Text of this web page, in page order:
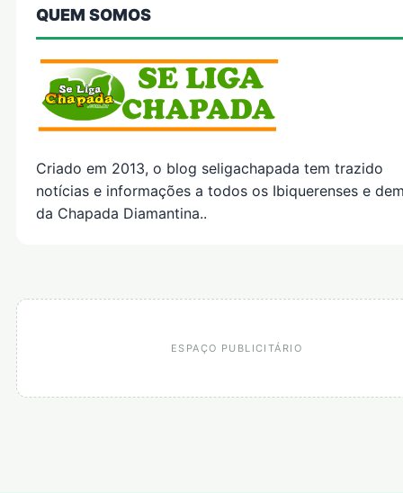
QUEM SOMOS
Criado em 2013, o blog seligachapada tem trazido
notícias e informações a todos os Ibiquerenses e
da Chapada Diamantina..
ESPAÇO PUBLICITÁRIO